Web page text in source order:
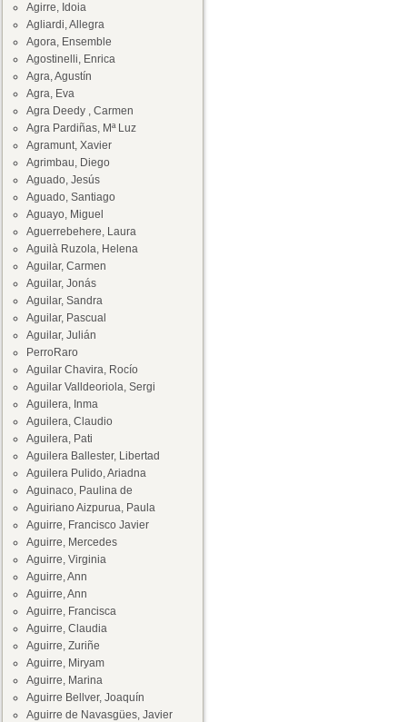
Agirre, Idoia
Agliardi, Allegra
Agora, Ensemble
Agostinelli, Enrica
Agra, Agustín
Agra, Eva
Agra Deedy , Carmen
Agra Pardiñas, Mª Luz
Agramunt, Xavier
Agrimbau, Diego
Aguado, Jesús
Aguado, Santiago
Aguayo, Miguel
Aguerrebehere, Laura
Aguilà Ruzola, Helena
Aguilar, Carmen
Aguilar, Jonás
Aguilar, Sandra
Aguilar, Pascual
Aguilar, Julián
PerroRaro
Aguilar Chavira, Rocío
Aguilar Valldeoriola, Sergi
Aguilera, Inma
Aguilera, Claudio
Aguilera, Pati
Aguilera Ballester, Libertad
Aguilera Pulido, Ariadna
Aguinaco, Paulina de
Aguiriano Aizpurua, Paula
Aguirre, Francisco Javier
Aguirre, Mercedes
Aguirre, Virginia
Aguirre, Ann
Aguirre, Ann
Aguirre, Francisca
Aguirre, Claudia
Aguirre, Zuriñe
Aguirre, Miryam
Aguirre, Marina
Aguirre Bellver, Joaquín
Aguirre de Navasgües, Javier